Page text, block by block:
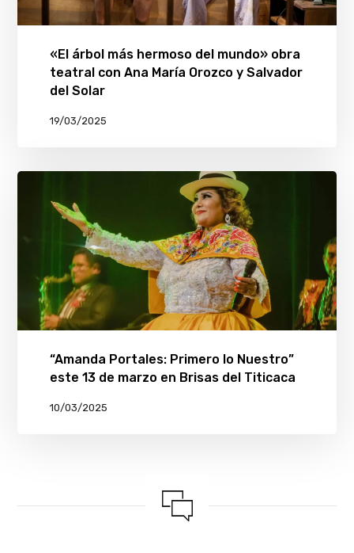
«El árbol más hermoso del mundo» obra
teatral con Ana María Orozco y Salvador
del Solar
19/03/2025
“Amanda Portales: Primero lo Nuestro”
este 13 de marzo en Brisas del Titicaca
10/03/2025